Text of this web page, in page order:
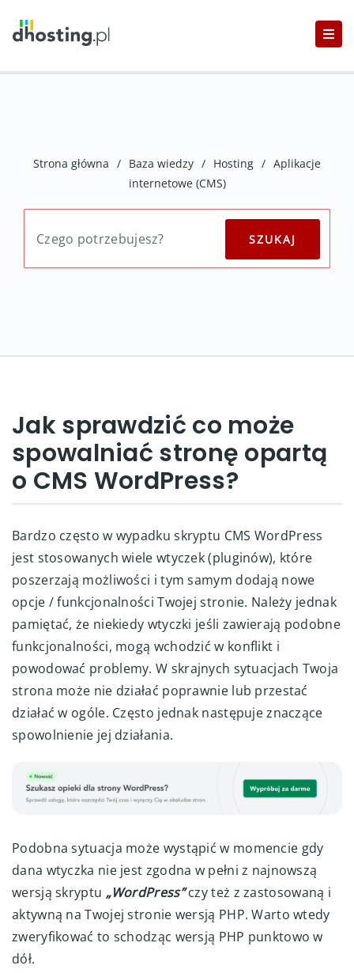
Strona główna / Baza wiedzy / Hosting / Aplikacje
internetowe (CMS)
Jak sprawdzić co może
spowalniać stronę opartą
o CMS WordPress?
Bardzo często w wypadku skryptu CMS WordPress
jest stosowanych wiele wtyczek (pluginów), które
poszerzają możliwości i tym samym dodają nowe
opcje / funkcjonalności Twojej stronie. Należy jednak
pamiętać, że niekiedy wtyczki jeśli zawierają podobne
funkcjonalności, mogą wchodzić w konflikt i
powodować problemy. W skrajnych sytuacjach Twoja
strona może nie działać poprawnie lub przestać
działać w ogóle. Często jednak następuje znaczące
spowolnienie jej działania.
Podobna sytuacja może wystąpić w momencie gdy
dana wtyczka nie jest zgodna w pełni z najnowszą
wersją skryptu „WordPress”czy też z zastosowaną i
aktywną na Twojej stronie wersją PHP. Warto wtedy
zweryfikować to schodząc wersją PHP punktowo w
dół.